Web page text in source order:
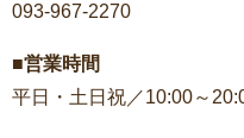
093-967-2270
■営業時間
平日・土日祝／10:00～